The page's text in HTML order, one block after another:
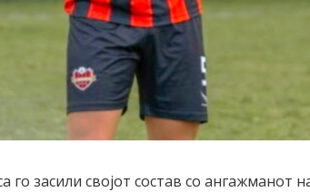
го засили својот состав со ангажманот